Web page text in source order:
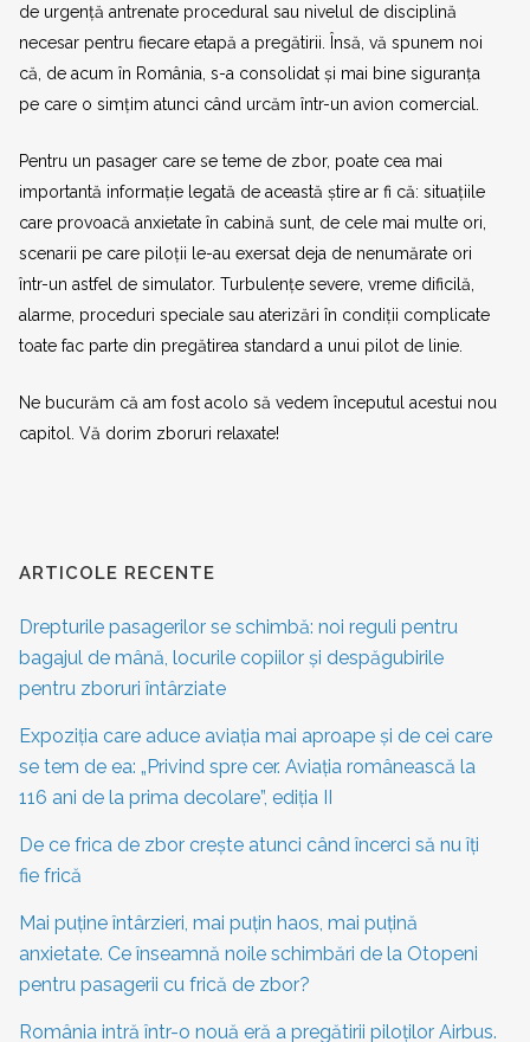
de urgență antrenate procedural sau nivelul de disciplină
necesar pentru fiecare etapă a pregătirii. Însă, vă spunem noi
că, de acum în România, s-a consolidat și mai bine siguranța
pe care o simțim atunci când urcăm într-un avion comercial.
Pentru un pasager care se teme de zbor, poate cea mai
importantă informație legată de această știre ar fi că: situațiile
care provoacă anxietate în cabină sunt, de cele mai multe ori,
scenarii pe care piloții le-au exersat deja de nenumărate ori
într-un astfel de simulator. Turbulențe severe, vreme dificilă,
alarme, proceduri speciale sau aterizări în condiții complicate
toate fac parte din pregătirea standard a unui pilot de linie.
Ne bucurăm că am fost acolo să vedem începutul acestui nou
capitol. Vă dorim zboruri relaxate!
ARTICOLE RECENTE
Drepturile pasagerilor se schimbă: noi reguli pentru
bagajul de mână, locurile copiilor și despăgubirile
pentru zboruri întârziate
Expoziția care aduce aviația mai aproape și de cei care
se tem de ea: „Privind spre cer. Aviația românească la
116 ani de la prima decolare”, ediția II
De ce frica de zbor crește atunci când încerci să nu îți
fie frică
Mai puține întârzieri, mai puțin haos, mai puțină
anxietate. Ce înseamnă noile schimbări de la Otopeni
pentru pasagerii cu frică de zbor?
România intră într-o nouă eră a pregătirii piloților Airbus.